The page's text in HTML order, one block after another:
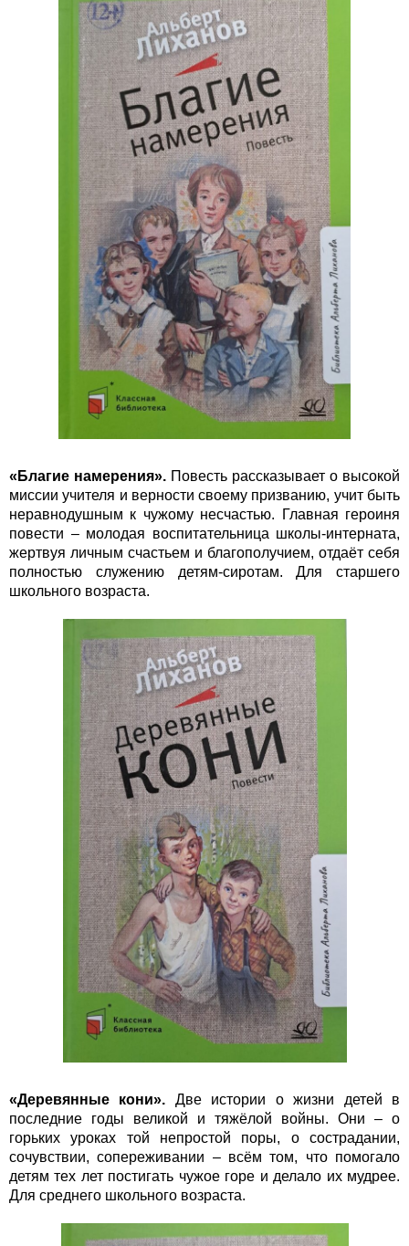
«Благие намерения». Повесть рассказывает о высокой
миссии учителя и верности своему призванию, учит быть
неравнодушным к чужому несчастью. Главная героиня
повести – молодая воспитательница школы-интерната,
жертвуя личным счастьем и благополучием, отдаёт себя
полностью служению детям-сиротам. Для старшего
школьного возраста.
«Деревянные кони». Две истории о жизни детей в
последние годы великой и тяжёлой войны. Они – о
горьких уроках той непростой поры, о сострадании,
сочувствии, сопереживании – всём том, что помогало
детям тех лет постигать чужое горе и делало их мудрее.
Для среднего школьного возраста.